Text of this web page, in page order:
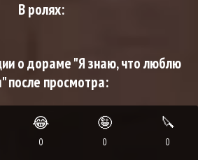
В ролях:
о дораме "Я знаю, что люблю
после просмотра:
😂
0
🤪
0
🔪
0